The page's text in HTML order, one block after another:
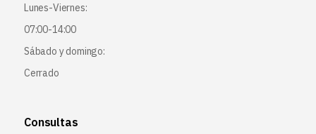
Lunes-Viernes:
07:00-14:00
Sábado y domingo:
Cerrado
Consultas